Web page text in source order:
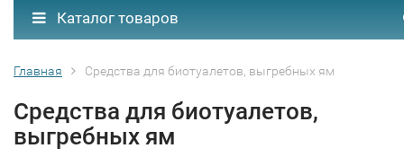
Каталог товаров
Главная Средства для биотуалетов, выгребных ям
Средства для биотуалетов,
выгребных ям